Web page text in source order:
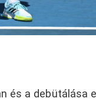
és a debütálása